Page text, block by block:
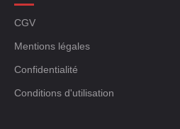
CGV
Mentions légales
Confidentialité
Conditions d'utilisation